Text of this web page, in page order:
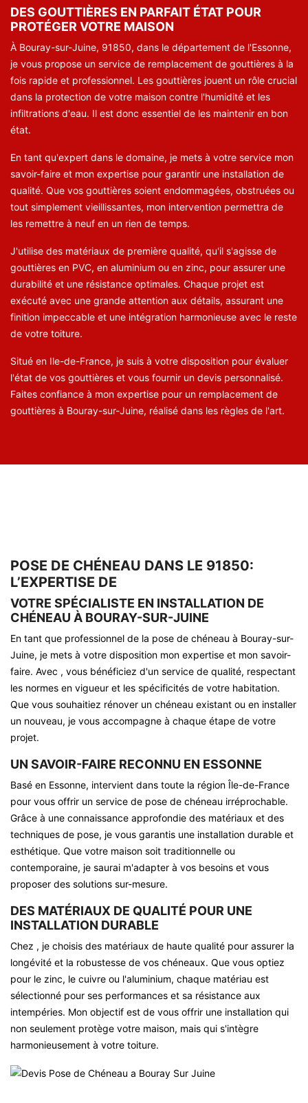
DES GOUTTIÈRES EN PARFAIT ÉTAT POUR
PROTÉGER VOTRE MAISON
À Bouray-sur-Juine, 91850, dans le département de l'Essonne,
je vous propose un service de remplacement de gouttières à la
fois rapide et professionnel. Les gouttières jouent un rôle crucial
dans la protection de votre maison contre l'humidité et les
infiltrations d'eau. Il est donc essentiel de les maintenir en bon
état.
En tant qu'expert dans le domaine, je mets à votre service mon
savoir-faire et mon expertise pour garantir une installation de
qualité. Que vos gouttières soient endommagées, obstruées ou
tout simplement vieillissantes, mon intervention permettra de
les remettre à neuf en un rien de temps.
J'utilise des matériaux de première qualité, qu'il s'agisse de
gouttières en PVC, en aluminium ou en zinc, pour assurer une
durabilité et une résistance optimales. Chaque projet est
exécuté avec une grande attention aux détails, assurant une
finition impeccable et une intégration harmonieuse avec le reste
de votre toiture.
Situé en Ile-de-France, je suis à votre disposition pour évaluer
l'état de vos gouttières et vous fournir un devis personnalisé.
Faites confiance à mon expertise pour un remplacement de
gouttières à Bouray-sur-Juine, réalisé dans les règles de l'art.
POSE DE CHÉNEAU DANS LE 91850:
L’EXPERTISE DE
VOTRE SPÉCIALISTE EN INSTALLATION DE
CHÉNEAU À BOURAY-SUR-JUINE
En tant que professionnel de la pose de chéneau à Bouray-sur-
Juine, je mets à votre disposition mon expertise et mon savoir-
faire. Avec , vous bénéficiez d'un service de qualité, respectant
les normes en vigueur et les spécificités de votre habitation.
Que vous souhaitiez rénover un chéneau existant ou en installer
un nouveau, je vous accompagne à chaque étape de votre
projet.
UN SAVOIR-FAIRE RECONNU EN ESSONNE
Basé en Essonne, intervient dans toute la région Île-de-France
pour vous offrir un service de pose de chéneau irréprochable.
Grâce à une connaissance approfondie des matériaux et des
techniques de pose, je vous garantis une installation durable et
esthétique. Que votre maison soit traditionnelle ou
contemporaine, je saurai m'adapter à vos besoins et vous
proposer des solutions sur-mesure.
DES MATÉRIAUX DE QUALITÉ POUR UNE
INSTALLATION DURABLE
Chez , je choisis des matériaux de haute qualité pour assurer la
longévité et la robustesse de vos chéneaux. Que vous optiez
pour le zinc, le cuivre ou l'aluminium, chaque matériau est
sélectionné pour ses performances et sa résistance aux
intempéries. Mon objectif est de vous offrir une installation qui
non seulement protège votre maison, mais qui s'intègre
harmonieusement à votre toiture.